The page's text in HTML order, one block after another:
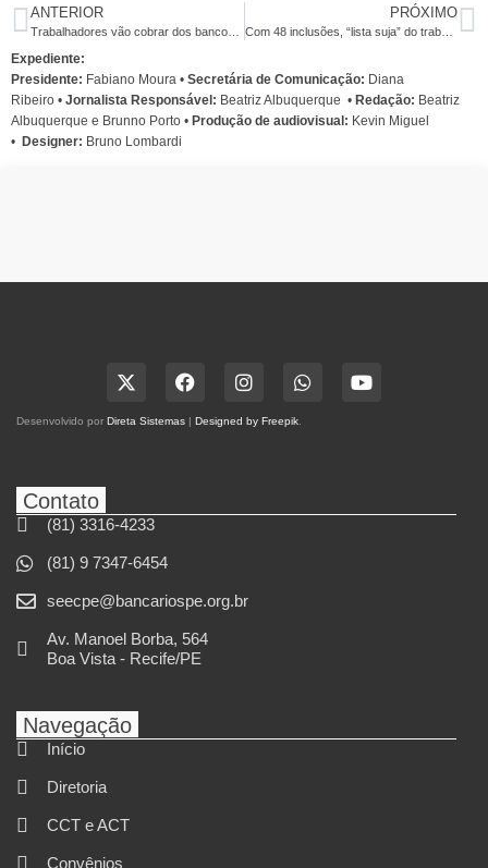
ANTERIOR PRÓXIMO
Com 48 inclusões, “lista suja” do trabalho escravo chega a 251 empregadores
Expediente:
Presidente: Fabiano Moura • Secretária de Comunicação: Diana
Ribeiro • Jornalista Responsável: Beatriz Albuquerque • Redação: Beatriz
Albuquerque e Brunno Porto • Produção de audiovisual: Kevin Miguel
• Designer: Bruno Lombardi
Desenvolvido por Direta Sistemas | Designed by Freepik
Contato
(81) 3316-4233
(81) 9 7347-6454
seecpe@bancariospe.org.br
Av. Manoel Borba, 564
Boa Vista - Recife/PE
Navegação
Início
Diretoria
CCT e ACT
Convênios